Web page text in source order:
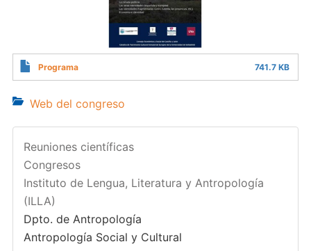
Programa 741.7 KB
Web del congreso
Reuniones científicas
Congresos
Instituto de Lengua, Literatura y Antropología
(ILLA)
Dpto. de Antropología
Antropología Social y Cultural